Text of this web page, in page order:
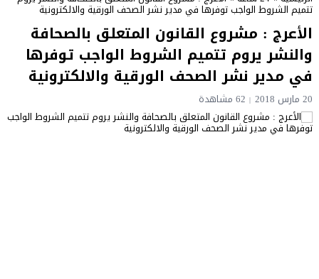
تتميم الشروط الواجب توفرها في مدير نشر الصحف الورقية والالكترونية
الأعرج : مشروع القانون المتعلق بالصحافة
والنشر يروم تتميم الشروط الواجب توفرها
في مدير نشر الصحف الورقية والالكترونية
20 مارس 2018 62 مشاهدة